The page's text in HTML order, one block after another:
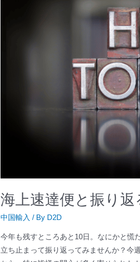
海上速達便と振り返
中国輸入 / By D2D
今年も残すところあと10日。なにかと慌
立ち止まって振り返ってみませんか？今